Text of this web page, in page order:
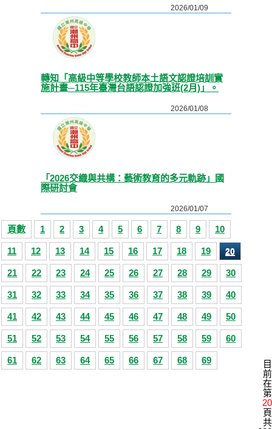
2026/01/09
轉知「高級中等學校教師本土語文認證培訓實
施計畫─115年臺灣台語認證加強班(2月)」。
2026/01/08
「2026交織與共構：藝術教育的多元軌跡」國
際研討會
2026/01/07
頁數 1 2 3 4 5 6 7 8 9 10
11 12 13 14 15 16 17 18 19 20
21 22 23 24 25 26 27 28 29 30
31 32 33 34 35 36 37 38 39 40
41 42 43 44 45 46 47 48 49 50
51 52 53 54 55 56 57 58 59 60
61 62 63 64 65 66 67 68 69
目
前
在
第
20
頁
共